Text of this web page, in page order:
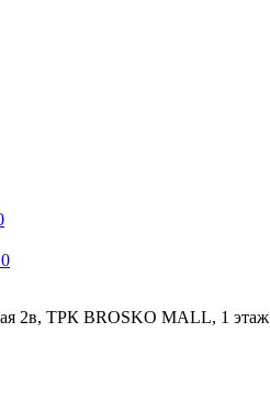
0
2в, ТРК BROSKO MALL, 1 этаж